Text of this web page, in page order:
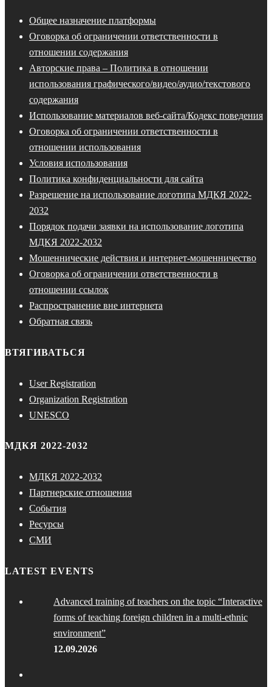
Общее назначение платформы
Оговорка об ограничении ответственности в
отношении содержания
Авторские права – Политика в отношении
использования графического/видео/аудио/текстового
содержания
Использование материалов веб-сайта/Кодекс поведения
Оговорка об ограничении ответственности в
отношении использования
Условия использования
Политика конфиденциальности для сайта
Разрешение на использование логотипа МДКЯ 2022-
2032
Порядок подачи заявки на использование логотипа
МДКЯ 2022-2032
Мошеннические действия и интернет-мошенничество
Оговорка об ограничении ответственности в
отношении ссылок
Распространение вне интернета
Обратная связь
ВТЯГИВАТЬСЯ
User Registration
Organization Registration
UNESCO
МДКЯ 2022-2032
МДКЯ 2022-2032
Партнерские отношения
События
Ресурсы
СМИ
LATEST EVENTS
Advanced training of teachers on the topic “Interactive
forms of teaching foreign children in a multi-ethnic
environment”
12.09.2026